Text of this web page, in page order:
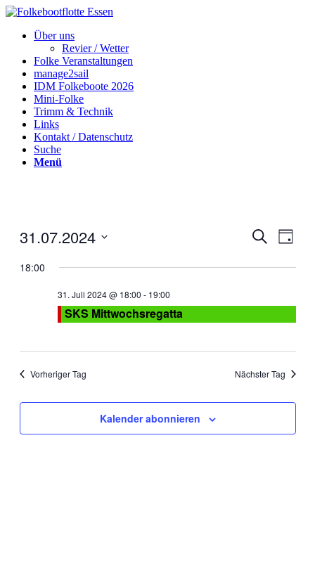
Über uns
Revier / Wetter
Folke Veranstaltungen
manage2sail
IDM Folkeboote 2026
Mini-Folke
Trimm & Technik
Links
Kontakt / Datenschutz
Suche
Menü
und
Suche
Tag
31.07.2024
wählen.
18:00
31. Juli 2024 @ 18:00 - 19:00
SKS Mittwochsregatta
Vorheriger Tag Nächster Tag
Kalender abonnieren